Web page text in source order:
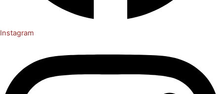
Instagram